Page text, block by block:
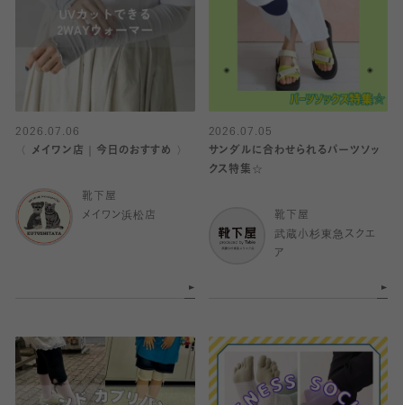
2026.07.06
〈 メイワン店｜今日のおすすめ 〉
靴下屋
メイワン浜松店
2026.07.05
サンダルに合わせられるパーツソッ
クス特集☆
靴下屋
武蔵小杉東急スクエ
ア